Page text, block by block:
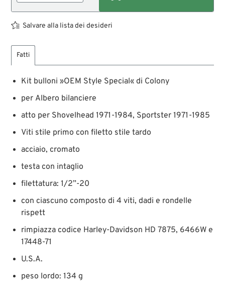
Salvare alla lista dei desideri
Fatti
Kit bulloni »OEM Style Special« di Colony
per Albero bilanciere
atto per Shovelhead 1971-1984, Sportster 1971-1985
Viti stile primo con filetto stile tardo
acciaio, cromato
testa con intaglio
filettatura: 1/2”-20
con ciascuno composto di 4 viti, dadi e rondelle
rispett
rimpiazza codice Harley-Davidson HD 7875, 6466W e
17448-71
U.S.A.
peso lordo: 134 g